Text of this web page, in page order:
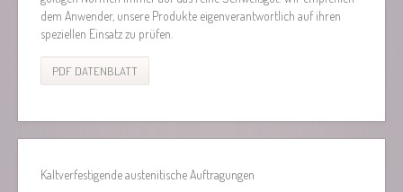
dem Anwender, unsere Produkte eigenverantwortlich auf ihren
speziellen Einsatz zu prüfen.
PDF DATENBLATT
Kaltverfestigende austenitische Auftragungen